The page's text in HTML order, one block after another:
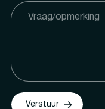
Verstuur